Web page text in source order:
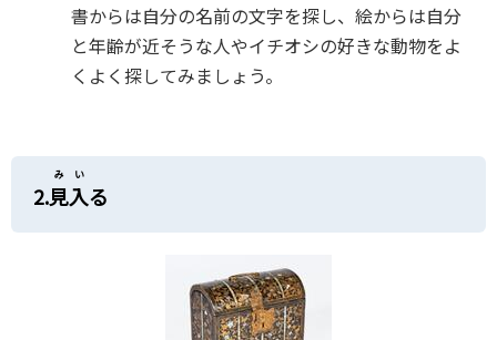
書からは自分の名前の文字を探し、絵からは自分
と年齢が近そうな人やイチオシの好きな動物をよ
くよく探してみましょう。
2.見入
みい
る